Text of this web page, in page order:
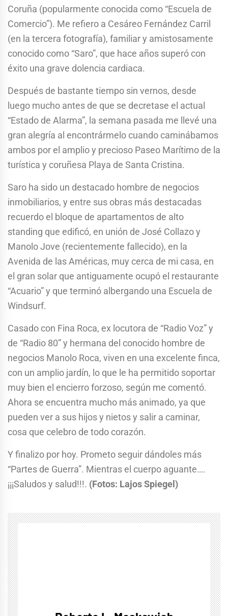
Coruña (popularmente conocida como “Escuela de
Comercio”). Me refiero a Cesáreo Fernández Carril
(en la tercera fotografía), familiar y amistosamente
conocido como “Saro”, que hace años superó con
éxito una grave dolencia cardiaca.
Después de bastante tiempo sin vernos, desde
luego mucho antes de que se decretase el actual
“Estado de Alarma”, la semana pasada me llevé una
gran alegría al encontrármelo cuando caminábamos
ambos por el amplio y precioso Paseo Marítimo de la
turística y coruñesa Playa de Santa Cristina.
Saro ha sido un destacado hombre de negocios
inmobiliarios, y entre sus obras más destacadas
recuerdo el bloque de apartamentos de alto
standing que edificó, en unión de José Collazo y
Manolo Jove (recientemente fallecido), en la
Avenida de las Américas, muy cerca de mi casa, en
el gran solar que antiguamente ocupó el restaurante
“Acuario” y que terminó albergando una Escuela de
Windsurf.
Casado con Fina Roca, ex locutora de “Radio Voz” y
de “Radio 80” y hermana del conocido hombre de
negocios Manolo Roca, viven en una excelente finca,
con un amplio jardín, lo que le ha permitido soportar
muy bien el encierro forzoso, según me comentó.
Ahora se encuentra mucho más animado, ya que
pueden ver a sus hijos y nietos y salir a caminar,
cosa que celebro de todo corazón.
Y finalizo por hoy. Prometo seguir dándoles más
“Partes de Guerra”. Mientras el cuerpo aguante….
¡¡¡Saludos y salud!!!. (Fotos: Lajos Spiegel)